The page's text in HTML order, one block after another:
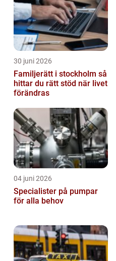
30 juni 2026
Familjerätt i stockholm så
hittar du rätt stöd när livet
förändras
04 juni 2026
Specialister på pumpar
för alla behov